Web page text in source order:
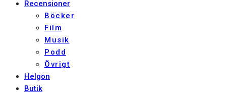
Recensioner
Böcker
Film
Musik
Podd
Övrigt
Helgon
Butik